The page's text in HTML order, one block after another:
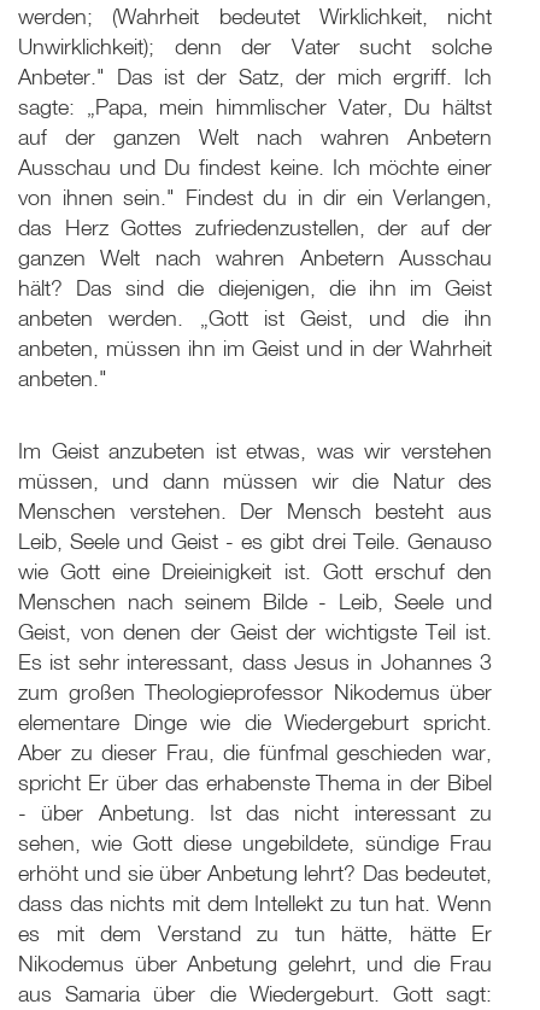
werden; (Wahrheit bedeutet Wirklichkeit, nicht
Unwirklichkeit); denn der Vater sucht solche
Anbeter." Das ist der Satz, der mich ergriff. Ich
sagte: „Papa, mein himmlischer Vater, Du hältst
auf der ganzen Welt nach wahren Anbetern
Ausschau und Du findest keine. Ich möchte einer
von ihnen sein." Findest du in dir ein Verlangen,
das Herz Gottes zufriedenzustellen, der auf der
ganzen Welt nach wahren Anbetern Ausschau
hält? Das sind die diejenigen, die ihn im Geist
anbeten werden. „Gott ist Geist, und die ihn
anbeten, müssen ihn im Geist und in der Wahrheit
anbeten."
Im Geist anzubeten ist etwas, was wir verstehen
müssen, und dann müssen wir die Natur des
Menschen verstehen. Der Mensch besteht aus
Leib, Seele und Geist - es gibt drei Teile. Genauso
wie Gott eine Dreieinigkeit ist. Gott erschuf den
Menschen nach seinem Bilde - Leib, Seele und
Geist, von denen der Geist der wichtigste Teil ist.
Es ist sehr interessant, dass Jesus in Johannes 3
zum großen Theologieprofessor Nikodemus über
elementare Dinge wie die Wiedergeburt spricht.
Aber zu dieser Frau, die fünfmal geschieden war,
spricht Er über das erhabenste Thema in der Bibel
- über Anbetung. Ist das nicht interessant zu
sehen, wie Gott diese ungebildete, sündige Frau
erhöht und sie über Anbetung lehrt? Das bedeutet,
dass das nichts mit dem Intellekt zu tun hat. Wenn
es mit dem Verstand zu tun hätte, hätte Er
Nikodemus über Anbetung gelehrt, und die Frau
aus Samaria über die Wiedergeburt. Gott sagt: